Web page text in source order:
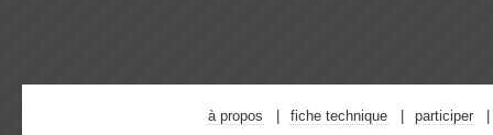
à propos fiche technique participer